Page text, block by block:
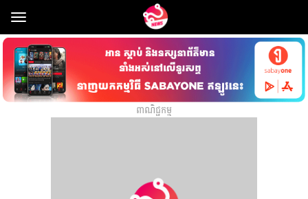
Toggle
navigation
ពាណិជ្ជកម្ម